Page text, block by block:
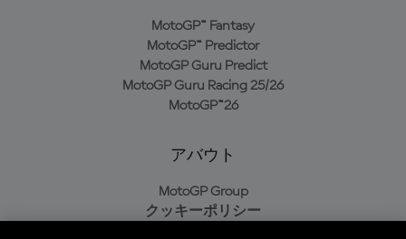
MotoGP™ Fantasy
MotoGP™ Predictor
MotoGP Guru Predict
MotoGP Guru Racing 25/26
MotoGP™26
アバウト
MotoGP Group
クッキーポリシー